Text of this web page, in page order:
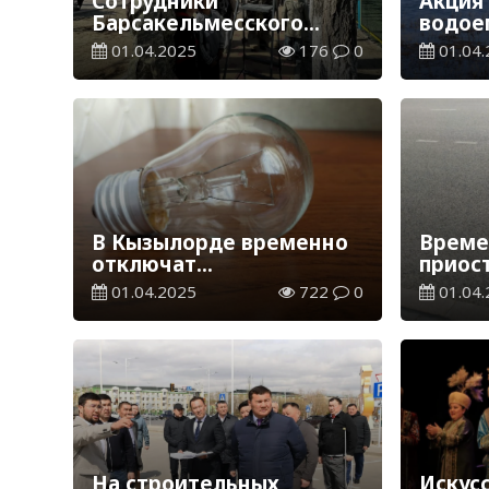
Барсакельмесского
заповедника провели
экоакцию по установке
скворечников
01.04.2025 176 0
В Кызылорде временно
отключат
электричество
01.04.2025 722 0
На строительных